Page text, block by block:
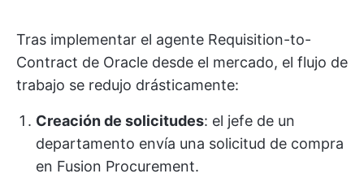
Tras implementar el agente Requisition-to-
Contract de Oracle desde el mercado, el flujo de
trabajo se redujo drásticamente:
Creación de solicitudes: el jefe de un
departamento envía una solicitud de compra
en Fusion Procurement.